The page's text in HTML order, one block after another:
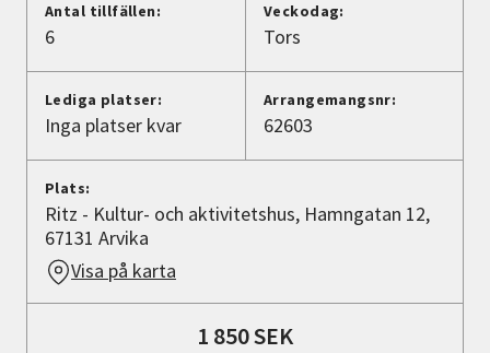
Antal tillfällen:
6
Veckodag:
Tors
Lediga platser:
Inga platser kvar
Arrangemangsnr:
62603
Plats:
Ritz - Kultur- och aktivitetshus, Hamngatan 12,
67131 Arvika
Visa på karta
1 850 SEK